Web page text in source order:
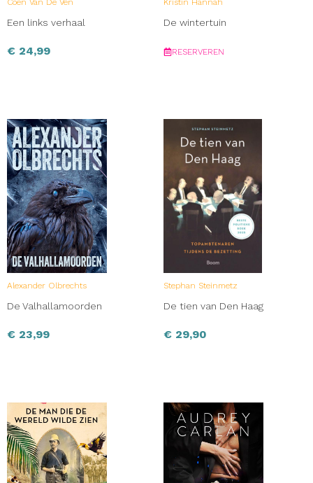
Coen Van De Ven
Een links verhaal
€ 24,99
Kristin Hannah
De wintertuin
RESERVEREN
Alexander Olbrechts
De Valhallamoorden
€ 23,99
Stephan Steinmetz
De tien van Den Haag
€ 29,90